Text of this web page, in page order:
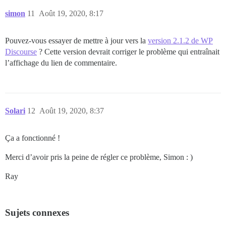
simon Août 19, 2020, 8:17
11
Pouvez-vous essayer de mettre à jour vers la version 2.1.2 de WP
Discourse ? Cette version devrait corriger le problème qui entraînait
l’affichage du lien de commentaire.
Solari Août 19, 2020, 8:37
12
Ça a fonctionné !
Merci d’avoir pris la peine de régler ce problème, Simon : )
Ray
Sujets connexes